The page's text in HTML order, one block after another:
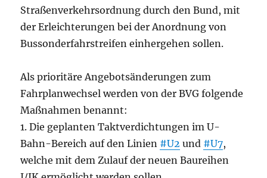
Straßenverkehrsordnung durch den Bund, mit
der Erleichterungen bei der Anordnung von
Bussonderfahrstreifen einhergehen sollen.
Als prioritäre Angebotsänderungen zum
Fahrplanwechsel werden von der BVG folgende
Maßnahmen benannt:
1. Die geplanten Taktverdichtungen im U-
Bahn-Bereich auf den Linien #U2 und #U7,
welche mit dem Zulauf der neuen Baureihen